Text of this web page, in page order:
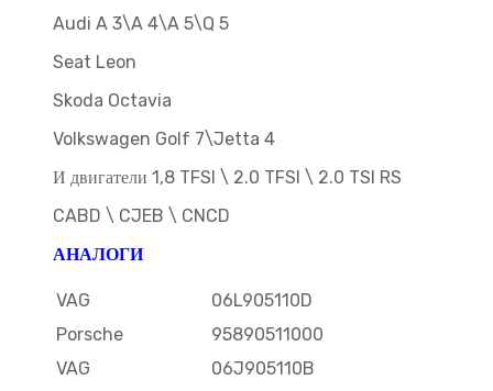
Audi A 3\A 4\A 5\Q 5
Seat Leon
Skoda Octavia
Volkswagen Golf 7\Jetta 4
И двигатели 1,8 TFSI \ 2.0 TFSI \ 2.0 TSI RS
CABD \ CJEB \ CNCD
АНАЛОГИ
VAG
06L905110D
Porsche
95890511000
VAG
06J905110B